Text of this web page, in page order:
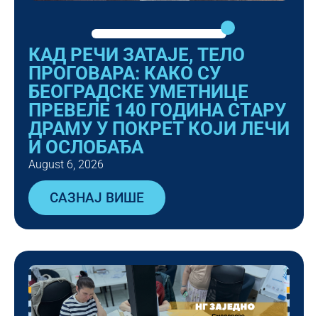
КАД РЕЧИ ЗАТАЈЕ, ТЕЛО
ПРОГОВАРА: КАКО СУ
БЕОГРАДСКЕ УМЕТНИЦЕ
ПРЕВЕЛЕ 140 ГОДИНА СТАРУ
ДРАМУ У ПОКРЕТ КОЈИ ЛЕЧИ
И ОСЛОБАЂА
August 6, 2026
САЗНАЈ ВИШЕ